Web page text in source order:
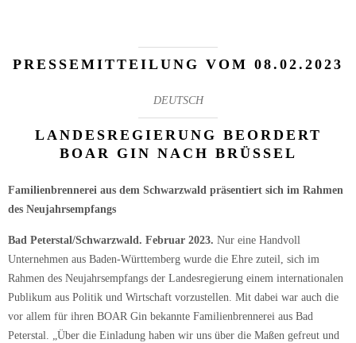
PRESSEMITTEILUNG VOM 08.02.2023
DEUTSCH
LANDESREGIERUNG BEORDERT
BOAR GIN NACH BRÜSSEL
Familienbrennerei aus dem Schwarzwald präsentiert sich im Rahmen
des Neujahrsempfangs
Bad Peterstal/Schwarzwald. Februar 2023. Nur eine Handvoll
Unternehmen aus Baden-Württemberg wurde die Ehre zuteil, sich im
Rahmen des Neujahrsempfangs der Landesregierung einem internationalen
Publikum aus Politik und Wirtschaft vorzustellen. Mit dabei war auch die
vor allem für ihren BOAR Gin bekannte Familienbrennerei aus Bad
Peterstal. „Über die Einladung haben wir uns über die Maßen gefreut und